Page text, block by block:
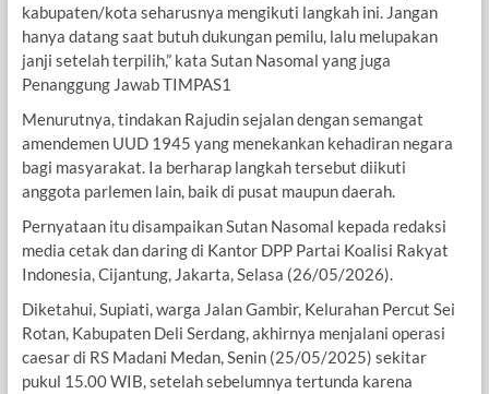
kabupaten/kota seharusnya mengikuti langkah ini. Jangan
hanya datang saat butuh dukungan pemilu, lalu melupakan
janji setelah terpilih,” kata Sutan Nasomal yang juga
Penanggung Jawab TIMPAS1
Menurutnya, tindakan Rajudin sejalan dengan semangat
amendemen UUD 1945 yang menekankan kehadiran negara
bagi masyarakat. Ia berharap langkah tersebut diikuti
anggota parlemen lain, baik di pusat maupun daerah.
Pernyataan itu disampaikan Sutan Nasomal kepada redaksi
media cetak dan daring di Kantor DPP Partai Koalisi Rakyat
Indonesia, Cijantung, Jakarta, Selasa (26/05/2026).
Diketahui, Supiati, warga Jalan Gambir, Kelurahan Percut Sei
Rotan, Kabupaten Deli Serdang, akhirnya menjalani operasi
caesar di RS Madani Medan, Senin (25/05/2025) sekitar
pukul 15.00 WIB, setelah sebelumnya tertunda karena